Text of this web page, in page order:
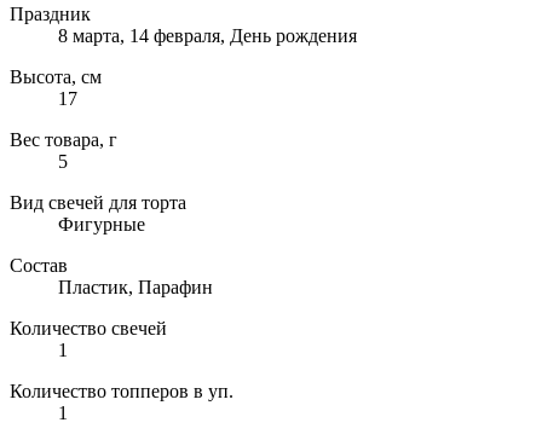
Праздник
8 марта, 14 февраля, День рождения
Высота, см
17
Вес товара, г
5
Вид свечей для торта
Фигурные
Состав
Пластик, Парафин
Количество свечей
1
Количество топперов в уп.
1